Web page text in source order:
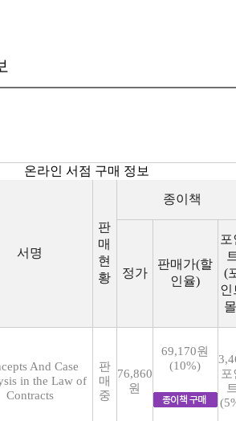
온라인 서점 구매 정보
서명
판
매
현
황
종이책
정가
판매가(할
인율)
포
(
인
And Case
in the Law of
Contracts
판
매
중
76,860
원
69,170원
(10%)
포